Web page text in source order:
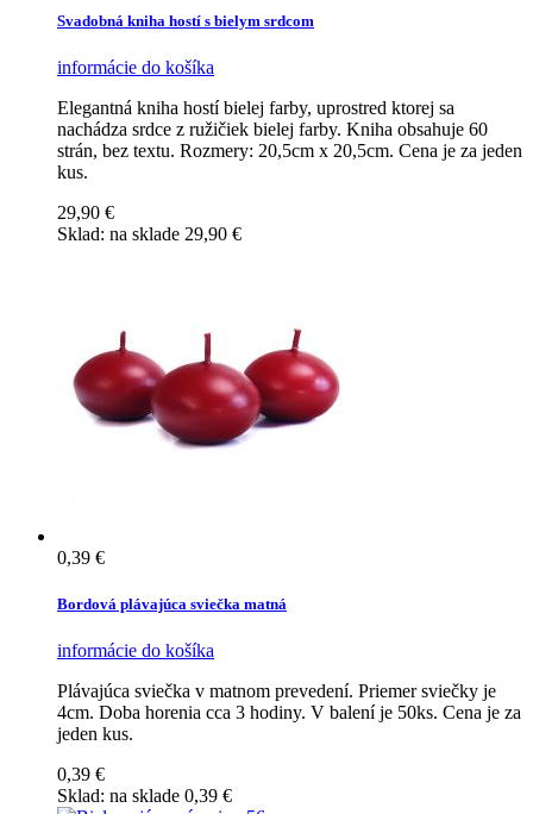
Svadobná kniha hostí s bielym srdcom
informácie do košíka
Elegantná kniha hostí bielej farby, uprostred ktorej sa
nachádza srdce z ružičiek bielej farby. Kniha obsahuje 60
strán, bez textu. Rozmery: 20,5cm x 20,5cm. Cena je za jeden
kus.
29,90 €
Sklad: na sklade 29,90 €
0,39 €
Bordová plávajúca sviečka matná
informácie do košíka
Plávajúca sviečka v matnom prevedení. Priemer sviečky je
4cm. Doba horenia cca 3 hodiny. V balení je 50ks. Cena je za
jeden kus.
0,39 €
Sklad: na sklade 0,39 €